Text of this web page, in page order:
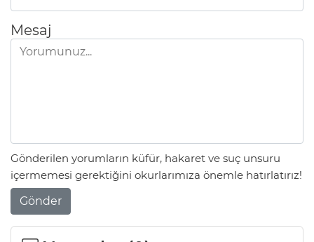
Mesaj
Gönderilen yorumların küfür, hakaret ve suç unsuru
içermemesi gerektiğini okurlarımıza önemle hatırlatırız!
Gönder